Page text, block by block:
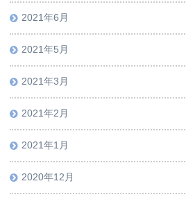
2021年6月
2021年5月
2021年3月
2021年2月
2021年1月
2020年12月